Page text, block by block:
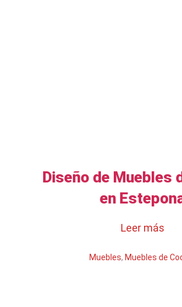
Diseño de Muebles
en
Leer más
Muebles, Muebles de